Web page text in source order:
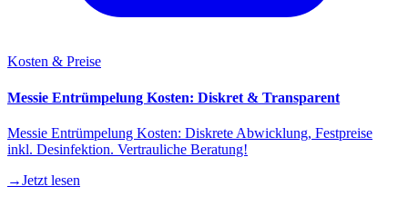
Kosten & Preise
Messie Entrümpelung Kosten: Diskret & Transparent
Messie Entrümpelung Kosten: Diskrete Abwicklung, Festpreise
inkl. Desinfektion. Vertrauliche Beratung!
→Jetzt lesen